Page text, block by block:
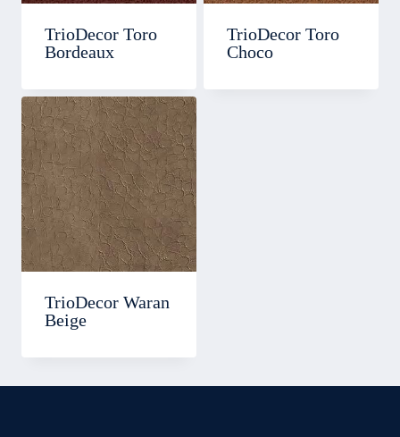
TrioDecor Toro
Bordeaux
TrioDecor Toro
Choco
TrioDecor Waran
Beige